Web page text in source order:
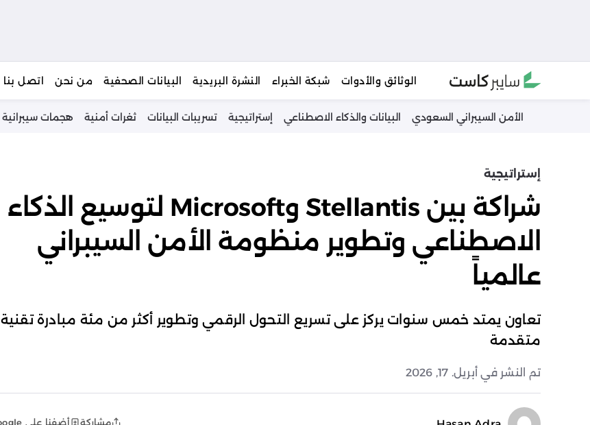
الوثائق والأدوات شبكة الخبراء النشرة البريدية البيانات الصحفية من نحن اتصل بنا يبحث
الأمن السيبراني السعودي البيانات والذكاء الاصطناعي إستراتيجية تسريبات البيانات ثغرات أمنية هجمات سيبرانية
إستراتيجية
شراكة بين Stellantis وMicrosoft لتوسيع الذكاء
الاصطناعي وتطوير منظومة الأمن السيبراني
عالمياً
تعاون يمتد خمس سنوات يركز على تسريع التحول الرقمي وتطوير أكثر من مئة مبادرة تقنية
متقدمة
تم النشر في أبريل. 17, 2026
مشاركة أضفنا على Google